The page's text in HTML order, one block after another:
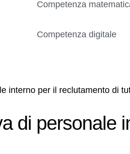
Competenza
Competenza digitale
interno per il reclutamento di
di personale